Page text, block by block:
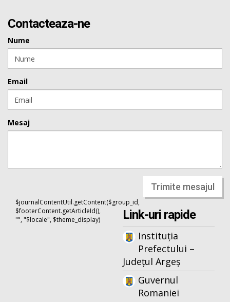
Contacteaza-ne
Nume
Email
Mesaj
Trimite mesajul
$journalContentUtil.getContent($group_id,
$footerContent.getArticleId(),
"", "$locale", $theme_display)
Link-uri rapide
Instituția
Prefectului –
Județul Argeș
Guvernul
Romaniei